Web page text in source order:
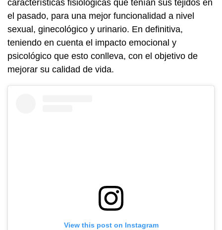
características fisiológicas que tenían sus tejidos en
el pasado, para una mejor funcionalidad a nivel
sexual, ginecológico y urinario. En definitiva,
teniendo en cuenta el impacto emocional y
psicológico que esto conlleva, con el objetivo de
mejorar su calidad de vida.
View this post on Instagram